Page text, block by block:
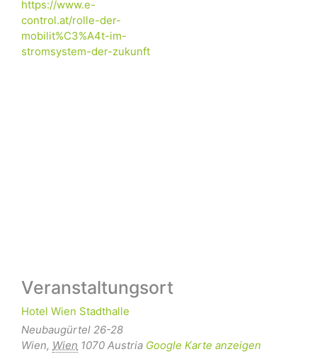
https://www.e-
control.at/rolle-der-
mobilit%C3%A4t-im-
stromsystem-der-zukunft
Veranstaltungsort
Hotel Wien Stadthalle
Neubaugürtel 26-28
Wien, Wien 1070 Austria Google Karte anzeigen